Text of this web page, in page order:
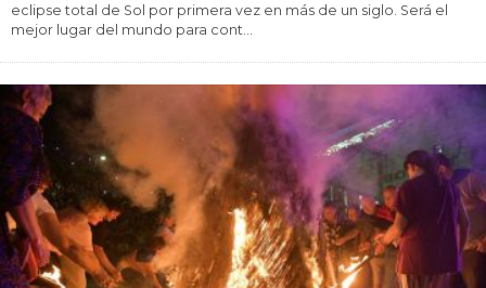
eclipse total de Sol por primera vez en más de un siglo. Será el
mejor lugar del mundo para cont